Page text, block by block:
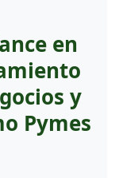
en
y
Pymes